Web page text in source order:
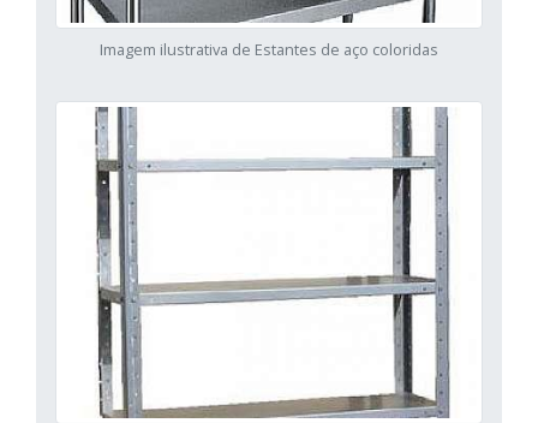
Imagem ilustrativa de Estantes de aço coloridas